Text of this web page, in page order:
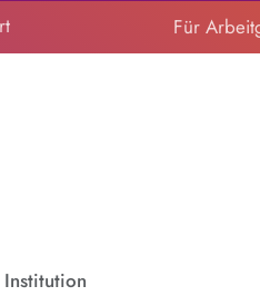
Für
Institution